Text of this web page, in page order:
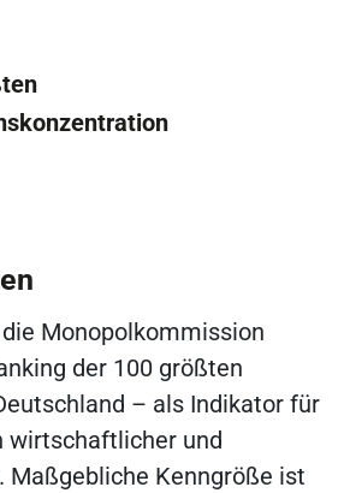
Monopolkommission
der 100 größten
– als Indikator für
wirtschaftlicher und
Maßgebliche Kenngröße ist